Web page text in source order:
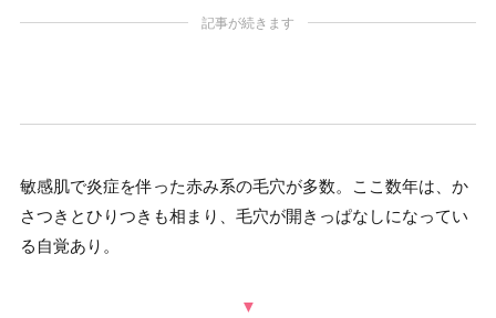
記事が続きます
敏感肌で炎症を伴った赤み系の毛穴が多数。ここ数年は、か
さつきとひりつきも相まり、毛穴が開きっぱなしになってい
る自覚あり。
▼